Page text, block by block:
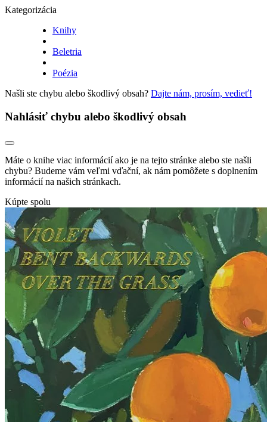
Kategorizácia
Knihy
Beletria
Poézia
Našli ste chybu alebo škodlivý obsah? Dajte nám, prosím, vedieť!
Nahlásiť chybu alebo škodlivý obsah
Máte o knihe viac informácií ako je na tejto stránke alebo ste našli
chybu? Budeme vám veľmi vďační, ak nám pomôžete s doplnením
informácií na našich stránkach.
Kúpte spolu